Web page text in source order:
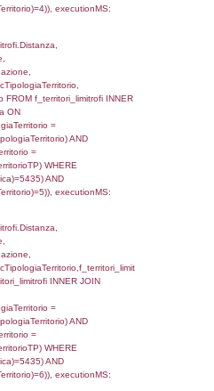
as DataApertura,
as DataUltimoPIR FROM
el_nazioni.DescIT,
INNER JOIN
=
= 5435;,
el_regioni.Regione,
JOIN ((el_comuni INNER
=
el_regioni ON
ON